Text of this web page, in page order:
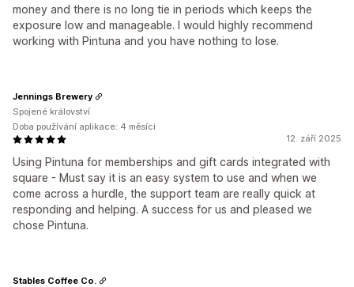
money and there is no long tie in periods which keeps the
exposure low and manageable. I would highly recommend
working with Pintuna and you have nothing to lose.
12. září 2025
Using Pintuna for memberships and gift cards integrated with
square - Must say it is an easy system to use and when we
come across a hurdle, the support team are really quick at
responding and helping. A success for us and pleased we
chose Pintuna.
Jennings Brewery
Spojené království
Doba používání aplikace: 4 měsíci
Stables Coffee Co.